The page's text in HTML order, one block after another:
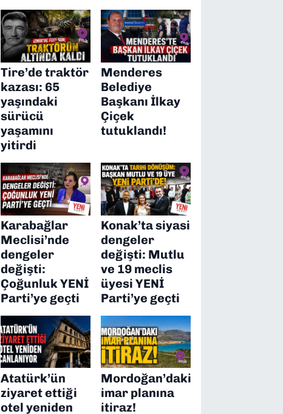
Tire’de traktör
kazası: 65
yaşındaki
sürücü
yaşamını
yitirdi
Menderes
Belediye
Başkanı İlkay
Çiçek
tutuklandı!
Karabağlar
Meclisi’nde
dengeler
değişti:
Çoğunluk YENİ
Parti’ye geçti
Konak’ta siyasi
dengeler
değişti: Mutlu
ve 19 meclis
üyesi YENİ
Parti’ye geçti
Atatürk’ün
ziyaret ettiği
otel yeniden
Mordoğan’daki
imar planına
itiraz!